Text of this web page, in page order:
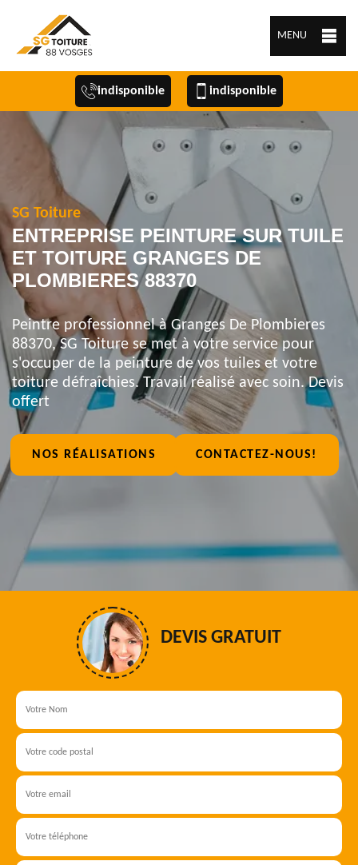
MENU
indisponible indisponible
SG Toiture
ENTREPRISE PEINTURE SUR TUILE
ET TOITURE GRANGES DE
PLOMBIERES 88370
Peintre professionnel à Granges De Plombieres
88370, SG Toiture se met à votre service pour
s'occuper de la peinture de vos tuiles et votre
toiture défraîchies. Travail réalisé avec soin. Devis
offert
NOS RÉALISATIONS CONTACTEZ-NOUS!
DEVIS GRATUIT